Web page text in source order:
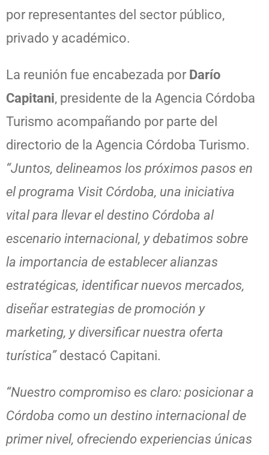
por representantes del sector público,
privado y académico.
La reunión fue encabezada por Darío
Capitani, presidente de la Agencia Córdoba
Turismo acompañando por parte del
directorio de la Agencia Córdoba Turismo.
“Juntos, delineamos los próximos pasos en
el programa Visit Córdoba, una iniciativa
vital para llevar el destino Córdoba al
escenario internacional, y debatimos sobre
la importancia de establecer alianzas
estratégicas, identificar nuevos mercados,
diseñar estrategias de promoción y
marketing, y diversificar nuestra oferta
turística”destacó Capitani.
“Nuestro compromiso es claro: posicionar a
Córdoba como un destino internacional de
primer nivel, ofreciendo experiencias únicas